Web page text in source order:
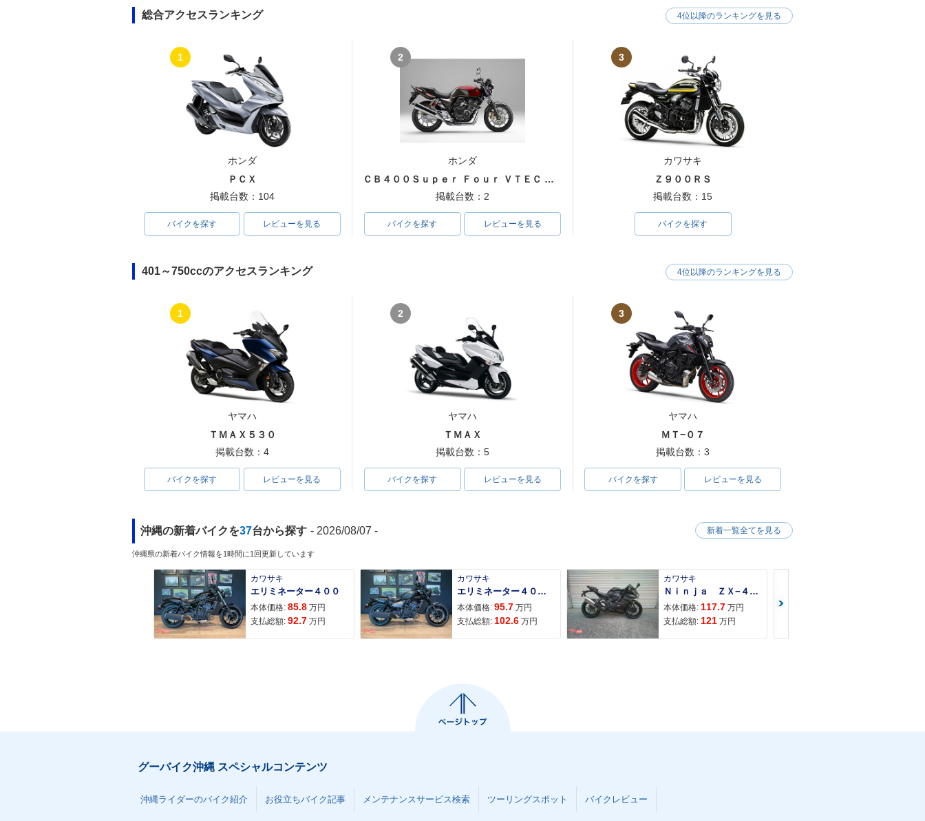
総合アクセスランキング
1
ホンダ
ＰＣＸ
掲載台数：104
バイクを探す レビューを見る
2
ホンダ
ＣＢ４００Ｓｕｐｅｒ Ｆｏｕｒ ＶＴＥＣ ＳＰＥＣ３
掲載台数：2
バイクを探す レビューを見る
3
カワサキ
Ｚ９００ＲＳ
掲載台数：15
バイクを探す
4位以降のランキングを見る
401～750ccのアクセスランキング
1
ヤマハ
ＴＭＡＸ５３０
掲載台数：4
バイクを探す レビューを見る
2
ヤマハ
ＴＭＡＸ
掲載台数：5
バイクを探す レビューを見る
3
ヤマハ
ＭＴ−０７
掲載台数：3
バイクを探す レビューを見る
4位以降のランキングを見る
沖縄の新着バイクを37台から探す - 2026/08/07 -
沖縄県の新着バイク情報を1時間に1回更新しています
カワサキ
エリミネーター４００
本体価格: 85.8 万円
支払総額: 92.7 万円
カワサキ
エリミネーター４００ＳＥ
本体価格: 95.7 万円
支払総額: 102.6 万円
カワサキ
Ｎｉｎｊａ ＺＸ−４Ｒ ＳＥ
本体価格: 117.7 万円
支払総額: 121 万円
新着一覧全てを見る
グーバイク沖縄 スペシャルコンテンツ
沖縄ライダーのバイク紹介 お役立ちバイク記事 メンテナンスサービス検索 ツーリングスポット バイクレビュー